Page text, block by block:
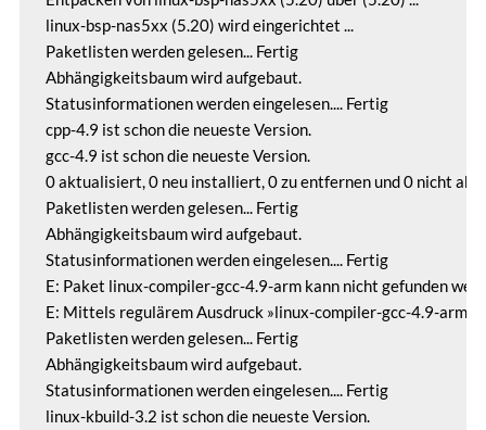
linux-bsp-nas5xx (5.20) wird eingerichtet ...
Paketlisten werden gelesen... Fertig
Abhängigkeitsbaum wird aufgebaut.
Statusinformationen werden eingelesen.... Fertig
cpp-4.9 ist schon die neueste Version.
gcc-4.9 ist schon die neueste Version.
0 aktualisiert, 0 neu installiert, 0 zu entfernen und 0 nicht
Paketlisten werden gelesen... Fertig
Abhängigkeitsbaum wird aufgebaut.
Statusinformationen werden eingelesen.... Fertig
E: Paket linux-compiler-gcc-4.9-arm kann nicht gefunden
E: Mittels regulärem Ausdruck »linux-compiler-gcc-4.9-arm«
Paketlisten werden gelesen... Fertig
Abhängigkeitsbaum wird aufgebaut.
Statusinformationen werden eingelesen.... Fertig
linux-kbuild-3.2 ist schon die neueste Version.